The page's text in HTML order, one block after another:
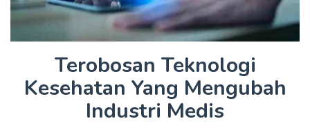
Terobosan Teknologi
Kesehatan Yang Mengubah
Industri Medis